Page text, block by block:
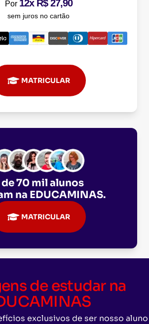
Por 12x R$ 27,90
sem juros no cartão
MATRICULAR
de 70 mil alunos
na EDUCAMINAS.
MATRICULAR
de estudar na
exclusivos de ser nosso aluno